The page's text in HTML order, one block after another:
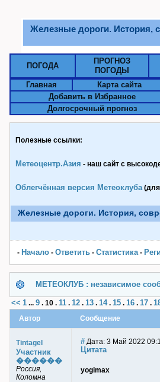
Железные дороги. История,
ПОГОДА
ПРОГНОЗ
ПОГОДЫ
Главная
Карта сайта
Добавить в Избранное
Долгосрочный прогноз
Полезные ссылки:
Метеоцентр.Азия - наш сайт с
Облегчённая версия Метеоклуба(для
Железные дороги. История,
- Начало - Ответить - Статистика-
МЕТЕОКЛУБ : независимое
<< 1 ... 9 . 10 . 11 . 12 . 13 . 14. 15 . 16 . 17 .
Автор Сообщение
Tintagel
Участник
������
Россия,
Коломна
# Дата: 3 Май 2022
Цитата
yogimax